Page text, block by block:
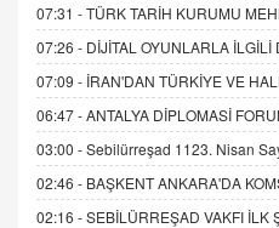
07:31 -TÜRK TARİH KURUMU
07:26 - DİJİTAL OYUNLARLA
07:09 - İRAN'DAN TÜRKİYE VE
06:47 -ANTALYA DİPLOMASİ
03:00 -Sebilürreşad 1123. Nisan
02:46 - BAŞKENT ANKARA'DA
02:16 -SEBİLÜRREŞAD VAKFI İLK